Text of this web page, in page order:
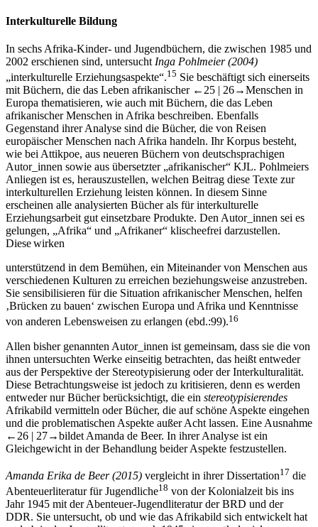
Interkulturelle Bildung
In sechs Afrika-Kinder- und Jugendbüchern, die zwischen 1985 und
2002 erschienen sind, untersucht Inga Pohlmeier (2004)
„interkulturelle Erziehungsaspekte“.15 Sie beschäftigt sich einerseits
mit Büchern, die das Leben afrikanischer ←25 | 26→Menschen in
Europa thematisieren, wie auch mit Büchern, die das Leben
afrikanischer Menschen in Afrika beschreiben. Ebenfalls
Gegenstand ihrer Analyse sind die Bücher, die von Reisen
europäischer Menschen nach Afrika handeln. Ihr Korpus besteht,
wie bei Attikpoe, aus neueren Büchern von deutschsprachigen
Autor_innen sowie aus übersetzter „afrikanischer“ KJL. Pohlmeiers
Anliegen ist es, herauszustellen, welchen Beitrag diese Texte zur
interkulturellen Erziehung leisten können. In diesem Sinne
erscheinen alle analysierten Bücher als für interkulturelle
Erziehungsarbeit gut einsetzbare Produkte. Den Autor_innen sei es
gelungen, „Afrika“ und „Afrikaner“ klischeefrei darzustellen.
Diese wirken
unterstützend in dem Bemühen, ein Miteinander von Menschen aus
verschiedenen Kulturen zu erreichen beziehungsweise anzustreben.
Sie sensibilisieren für die Situation afrikanischer Menschen, helfen
‚Brücken zu bauen‘ zwischen Europa und Afrika und Kenntnisse
von anderen Lebensweisen zu erlangen (ebd.:99).16
Allen bisher genannten Autor_innen ist gemeinsam, dass sie die von
ihnen untersuchten Werke einseitig betrachten, das heißt entweder
aus der Perspektive der Stereotypisierung oder der Interkulturalität.
Diese Betrachtungsweise ist jedoch zu kritisieren, denn es werden
entweder nur Bücher berücksichtigt, die ein stereotypisierendes
Afrikabild vermitteln oder Bücher, die auf schöne Aspekte eingehen
und die problematischen Aspekte außer Acht lassen. Eine Ausnahme
←26 | 27→bildet Amanda de Beer. In ihrer Analyse ist ein
Gleichgewicht in der Behandlung beider Aspekte festzustellen.
Amanda Erika de Beer (2015) vergleicht in ihrer Dissertation17 die
Abenteuerliteratur für Jugendliche18 von der Kolonialzeit bis ins
Jahr 1945 mit der Abenteuer-Jugendliteratur der BRD und der
DDR. Sie untersucht, ob und wie das Afrikabild sich entwickelt hat